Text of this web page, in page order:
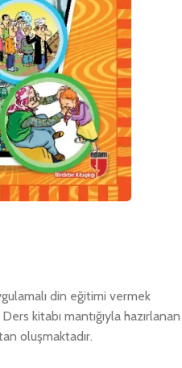
din eğitimi vermek
kitabı mantığıyla hazırlanan
oluşmaktadır.